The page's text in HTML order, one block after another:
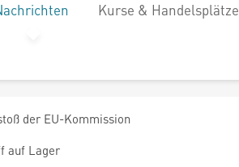
Kurse & Handelsplätze
der EU-Kommission
auf Lager